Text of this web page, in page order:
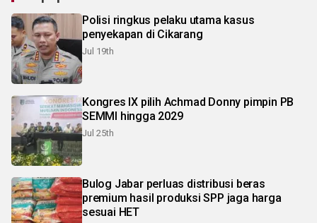
Polisi ringkus pelaku utama kasus
penyekapan di Cikarang
Jul 19th
Kongres IX pilih Achmad Donny pimpin PB
SEMMI hingga 2029
Jul 25th
Bulog Jabar perluas distribusi beras
premium hasil produksi SPP jaga harga
sesuai HET